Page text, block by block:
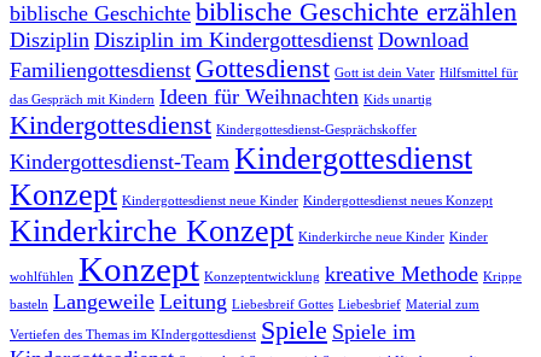
biblische Geschichte biblische Geschichte erzählen
Disziplin Disziplin im Kindergottesdienst Download
Familiengottesdienst Gottesdienst Gott ist dein Vater Hilfsmittel für
das Gespräch mit Kindern Ideen für Weihnachten Kids unartig
Kindergottesdienst Kindergottesdienst-Gesprächskoffer
Kindergottesdienst-Team Kindergottesdienst
Konzept Kindergottesdienst neue Kinder Kindergottesdienst neues Konzept
Kinderkirche Konzept Kinderkirche neue Kinder Kinder
wohlfühlen Konzept Konzeptentwicklung kreative Methode Krippe
basteln Langeweile Leitung Liebesbreif Gottes Liebesbrief Material zum
Vertiefen des Themas im KIndergottesdienst Spiele Spiele im